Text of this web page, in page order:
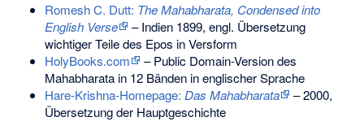
Romesh C. Dutt: The Mahabharata, Condensed into
English Verse
– Indien 1899, engl. Übersetzung
wichtiger Teile des Epos in Versform
HolyBooks.com
– Public Domain-Version des
Mahabharata in 12 Bänden in englischer Sprache
Hare-Krishna-Homepage: Das Mahabharata
– 2000,
Übersetzung der Hauptgeschichte